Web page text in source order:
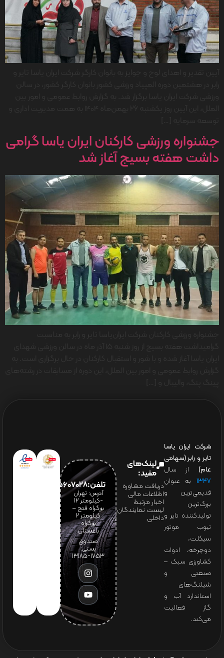
جشنواره ورزشی کارکنان ایران یاسا گرامی
داشت هفته بسیج آغاز شد
شرکت ایران یاسا
تایر و رابر (سهامی
عام) از سال
۱۳۴۷ به عنوان
قدیمی‌ترین و
بزرگ‌ترین
تولیدکننده تایر و
تیوب موتور
سیکلت،
دوچرخه، ادوات
کشاورزی سبک –
صنعتی و
شیلنگ‌های
استاندارد آب و
گاز فعالیت
می‌کند.
لینک‌های
مفید:
دریافت مشاوره
اطلاعات مالی
اخبار مرتبط
لیست نمایندگان
داخلی
تلفن:65607028(021)
آدرس: تهران
-کیلومتر 12
بزرگراه فتح –
کیلومتر ۲
بزرگراه
باغستان
صندوق
پستی:
1753-13185